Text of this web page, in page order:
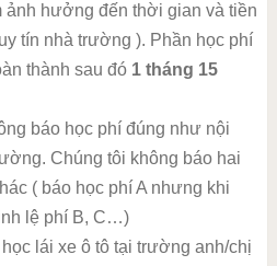
ảnh hưởng đến thời gian và tiền
tín nhà trường ). Phần học phí
thành sau đó 1 tháng 15
báo học phí đúng như nội
Chúng tôi không báo hai
( báo học phí A nhưng khi
lệ phí B, C…)
lái xe ô tô tại trường anh/chị